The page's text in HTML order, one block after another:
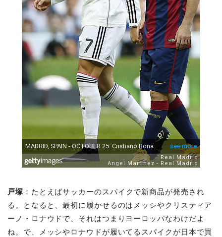
戸塚 ：たとえばサッカーのスパイクで新商品が発売され
る。となると、最初に履かせるのはメッシやクリスティア
ーノ・ロナウドで、それはつまりヨーロッパなわけだよ
ね。で、メッシやロナウドが履いてるスパイクが日本で買